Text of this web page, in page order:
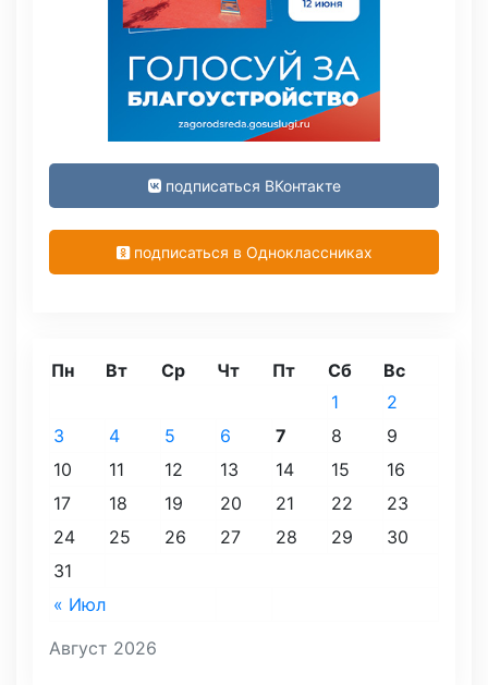
подписаться ВКонтакте
подписаться в Одноклассниках
Август 2026
Пн Вт Ср Чт Пт Сб Вс
« Июл
1
2
3
4 5 6 7 8
9
10
11 12 13 14 15
16
17
18 19 20 21 22
23
24
25 26 27 28 29
30
31